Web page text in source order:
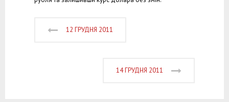
12 ГРУДНЯ 2011
14 ГРУДНЯ 2011